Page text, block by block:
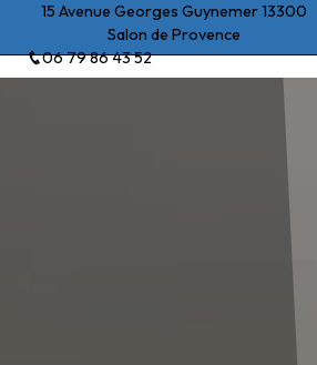
15 Avenue Georges Guynemer 13300
Salon de Provence
06 79 86 43 52
Beck Yohan
Panneau de gestion des cookies